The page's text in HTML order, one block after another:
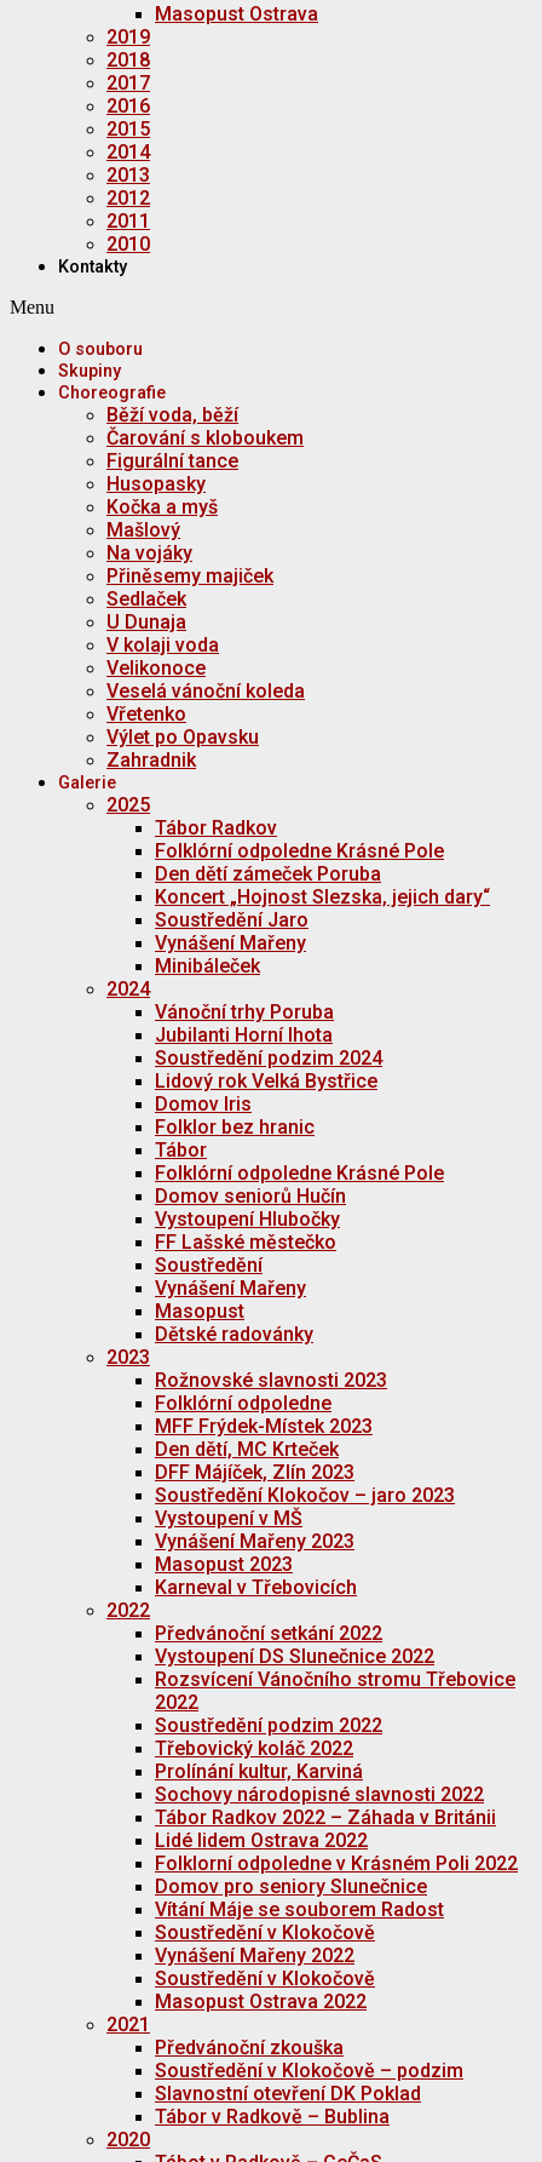
Masopust Ostrava
2019
2018
2017
2016
2015
2014
2013
2012
2011
2010
Kontakty
Menu
O souboru
Skupiny
Choreografie
Běží voda, běží
Čarování s kloboukem
Figurální tance
Husopasky
Kočka a myš
Mašlový
Na vojáky
Přiněsemy majiček
Sedlaček
U Dunaja
V kolaji voda
Velikonoce
Veselá vánoční koleda
Vřetenko
Výlet po Opavsku
Zahradnik
Galerie
2025
Tábor Radkov
Folklórní odpoledne Krásné Pole
Den dětí zámeček Poruba
Koncert „Hojnost Slezska, jejich dary“
Soustředění Jaro
Vynášení Mařeny
Minibáleček
2024
Vánoční trhy Poruba
Jubilanti Horní lhota
Soustředění podzim 2024
Lidový rok Velká Bystřice
Domov Iris
Folklor bez hranic
Tábor
Folklórní odpoledne Krásné Pole
Domov seniorů Hučín
Vystoupení Hlubočky
FF Lašské městečko
Soustředění
Vynášení Mařeny
Masopust
Dětské radovánky
2023
Rožnovské slavnosti 2023
Folklórní odpoledne
MFF Frýdek-Místek 2023
Den dětí, MC Krteček
DFF Májíček, Zlín 2023
Soustředění Klokočov – jaro 2023
Vystoupení v MŠ
Vynášení Mařeny 2023
Masopust 2023
Karneval v Třebovicích
2022
Předvánoční setkání 2022
Vystoupení DS Slunečnice 2022
Rozsvícení Vánočního stromu Třebovice
2022
Soustředění podzim 2022
Třebovický koláč 2022
Prolínání kultur, Karviná
Sochovy národopisné slavnosti 2022
Tábor Radkov 2022 – Záhada v Británii
Lidé lidem Ostrava 2022
Folklorní odpoledne v Krásném Poli 2022
Domov pro seniory Slunečnice
Vítání Máje se souborem Radost
Soustředění v Klokočově
Vynášení Mařeny 2022
Soustředění v Klokočově
Masopust Ostrava 2022
2021
Předvánoční zkouška
Soustředění v Klokočově – podzim
Slavnostní otevření DK Poklad
Tábor v Radkově – Bublina
2020